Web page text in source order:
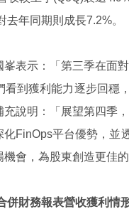
去年同期則成長7.2%。
表示：「第三季在面
看到獲利能力逐步回穩
說明：「展望第四季
化FinOps平台優勢，並
會，為股東創造更佳的
併財務報表營收獲利情